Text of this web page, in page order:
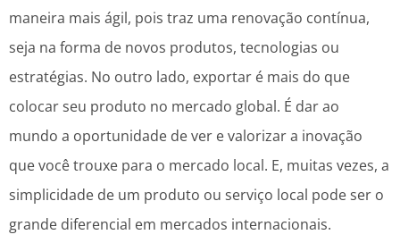
maneira mais ágil, pois traz uma renovação contínua,
seja na forma de novos produtos, tecnologias ou
estratégias. No outro lado, exportar é mais do que
colocar seu produto no mercado global. É dar ao
mundo a oportunidade de ver e valorizar a inovação
que você trouxe para o mercado local. E, muitas vezes, a
simplicidade de um produto ou serviço local pode ser o
grande diferencial em mercados internacionais.